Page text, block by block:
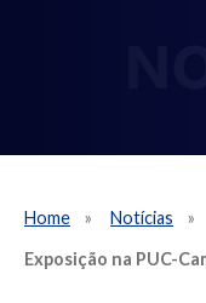
Home
Notícias
Exposição na PUC-